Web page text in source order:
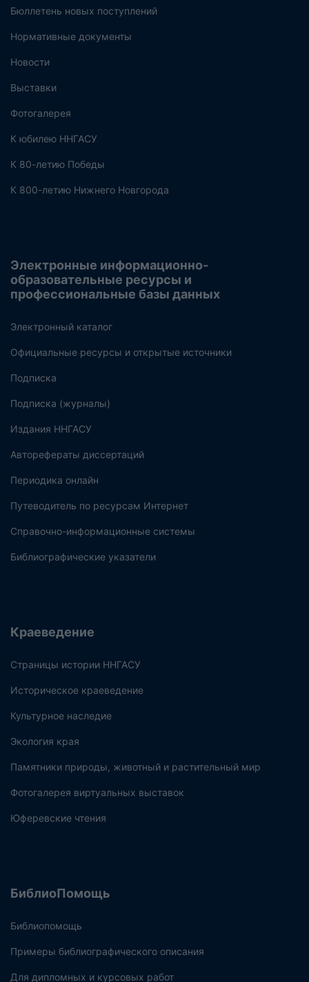
Бюллетень новых поступлений
Нормативные документы
Новости
Выставки
Фотогалерея
К юбилею ННГАСУ
К 80-летию Победы
К 800-летию Нижнего Новгорода
Электронные информационно-
образовательные ресурсы и
профессиональные базы данных
Электронный каталог
Официальные ресурсы и открытые источники
Подписка
Подписка (журналы)
Издания ННГАСУ
Авторефераты диссертаций
Периодика онлайн
Путеводитель по ресурсам Интернет
Справочно-информационные системы
Библиографические указатели
Краеведение
Страницы истории ННГАСУ
Историческое краеведение
Культурное наследие
Экология края
Памятники природы, животный и растительный мир
Фотогалерея виртуальных выставок
Юферевские чтения
БиблиоПомощь
Библиопомощь
Примеры библиографического описания
Для дипломных и курсовых работ